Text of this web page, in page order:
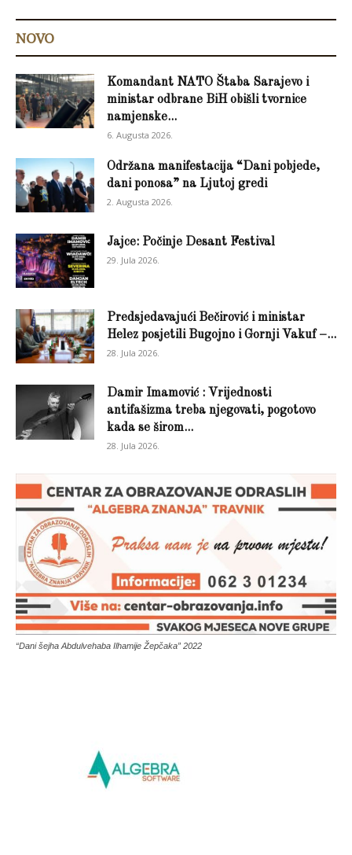
NOVO
Komandant NATO Štaba Sarajevo i
ministar odbrane BiH obišli tvornice
namjenske...
6. Augusta 2026.
Održana manifestacija “Dani pobjede,
dani ponosa” na Ljutoj gredi
2. Augusta 2026.
Jajce: Počinje Desant Festival
29. Jula 2026.
Predsjedavajući Bečirović i ministar
Helez posjetili Bugojno i Gornji Vakuf –...
28. Jula 2026.
Damir Imamović : Vrijednosti
antifašizma treba njegovati, pogotovo
kada se širom...
28. Jula 2026.
“Dani šejha Abdulvehaba Ilhamije Žepčaka” 2022